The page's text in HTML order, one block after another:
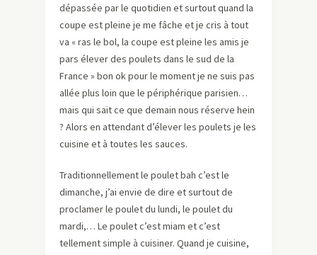
dépassée par le quotidien et surtout quand la
coupe est pleine je me fâche et je cris à tout
va « ras le bol, la coupe est pleine les amis je
pars élever des poulets dans le sud de la
France » bon ok pour le moment je ne suis pas
allée plus loin que le périphérique parisien…
mais qui sait ce que demain nous réserve hein
? Alors en attendant d’élever les poulets je les
cuisine et à toutes les sauces.
Traditionnellement le poulet bah c’est le
dimanche, j’ai envie de dire et surtout de
proclamer le poulet du lundi, le poulet du
mardi,… Le poulet c’est miam et c’est
tellement simple à cuisiner. Quand je cuisine,